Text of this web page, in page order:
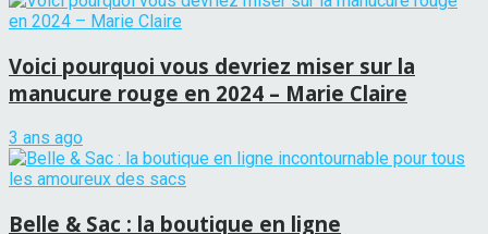
Voici pourquoi vous devriez miser sur la
manucure rouge en 2024 – Marie Claire
3 ans ago
Belle & Sac : la boutique en ligne